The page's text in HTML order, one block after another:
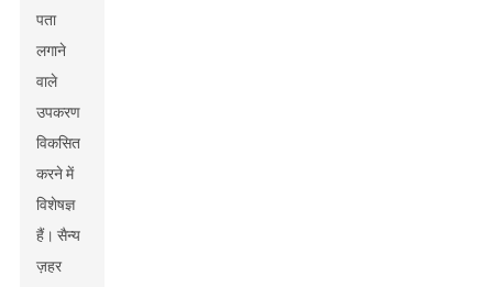
पता
लगाने
वाले
उपकरण
विकसित
करने में
विशेषज्ञ
हैं। सैन्य
ज़हर